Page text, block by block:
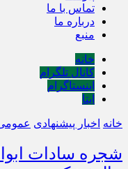
تماس با ما
درباره ما
منبع
خانه
کانال تلگرام
اینستاگرام
ایتا
خانه اخبار پیشنهادی
شجره سادات